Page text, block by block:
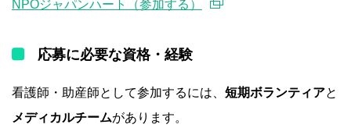
NPOジャパンハート（参加する）
応募に必要な資格・経験
看護師・助産師として参加するには、 短期ボランティアと
メディカルチームがあります。